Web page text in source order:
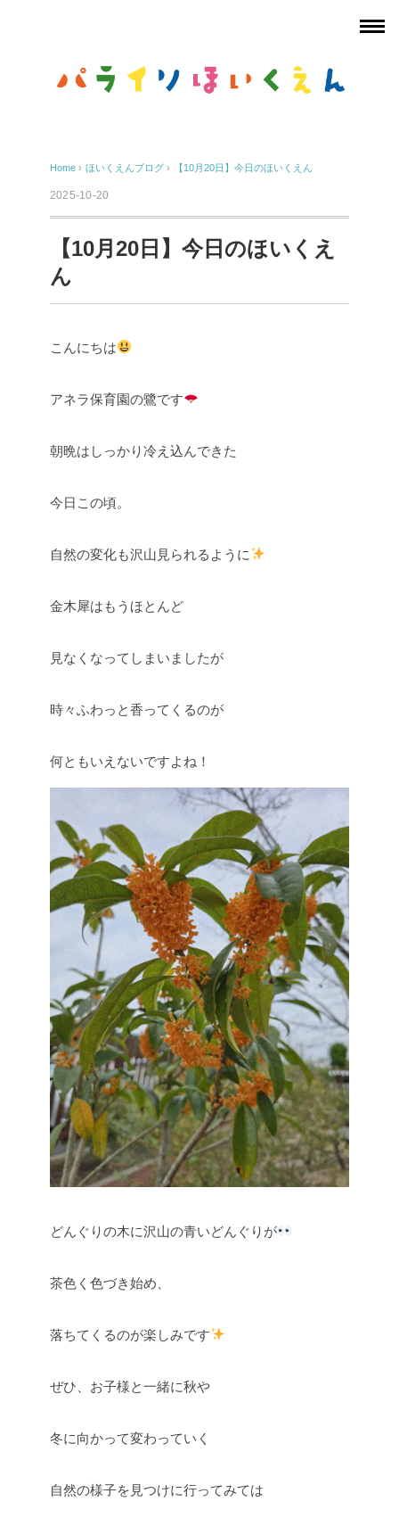
Home › ほいくえんブログ › 【10月20日】今日のほいくえん
2025-10-20
【10月20日】今日のほいくえ
ん
こんにちは
アネラ保育園の鷺です
朝晩はしっかり冷え込んできた
今日この頃。
自然の変化も沢山見られるように
金木犀はもうほとんど
見なくなってしまいましたが
時々ふわっと香ってくるのが
何ともいえないですよね！
どんぐりの木に沢山の青いどんぐりが
茶色く色づき始め、
落ちてくるのが楽しみです
ぜひ、お子様と一緒に秋や
冬に向かって変わっていく
自然の様子を見つけに行ってみては